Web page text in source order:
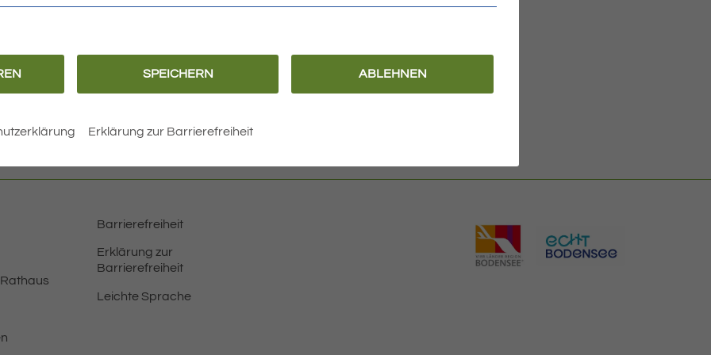
Barrierefreiheit
Erklärung zur
Barrierefreiheit
Leichte Sprache
SPEICHERN ABLEHNEN
Erklärung zur Barrierefreiheit